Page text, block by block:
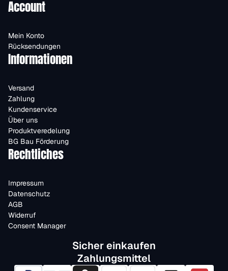
Account
Mein Konto
Rücksendungen
Informationen
Versand
Zahlung
Kundenservice
Über uns
Produktveredelung
BG Bau Förderung
Rechtliches
Impressum
Datenschutz
AGB
Widerruf
Consent Manager
Sicher einkaufen
Zahlungsmittel